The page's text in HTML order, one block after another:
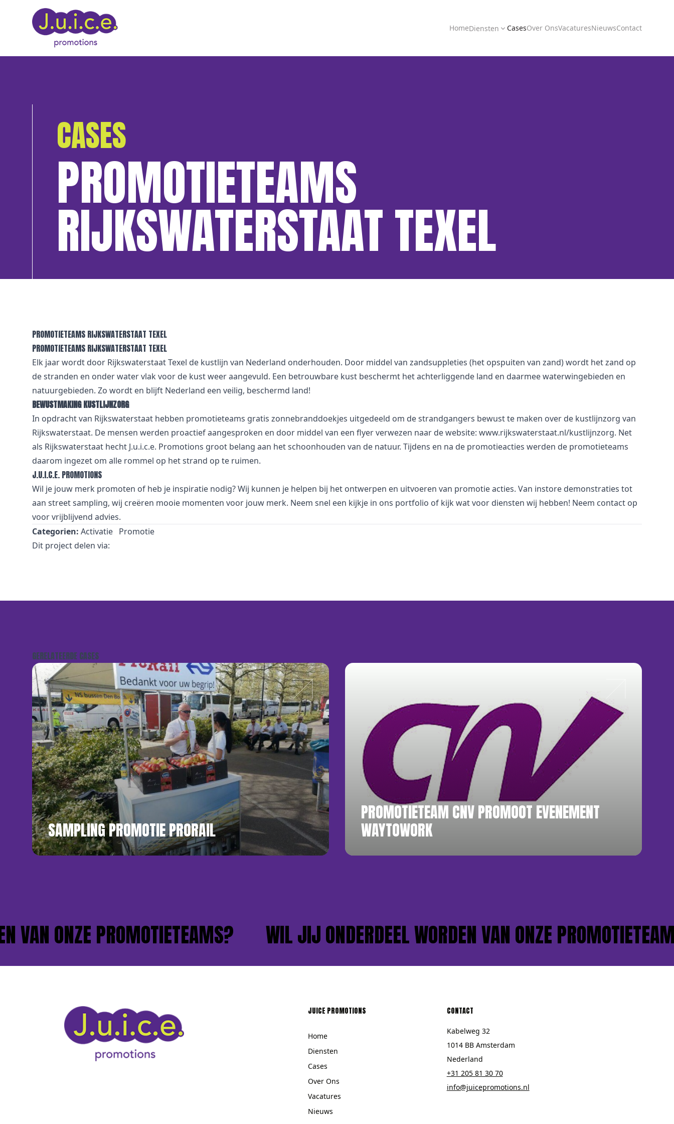
HomeDiensten CasesOver OnsVacaturesNieuwsContact
CASES
PROMOTIETEAMS
RIJKSWATERSTAAT TEXEL
PROMOTIETEAMS RIJKSWATERSTAAT TEXEL
PROMOTIETEAMS RIJKSWATERSTAAT TEXEL
Elk jaar wordt door Rijkswaterstaat Texel de kustlijn van Nederland onderhouden. Door middel van zandsuppleties (het opspuiten van zand) wordt het zand op
de stranden en onder water vlak voor de kust weer aangevuld. Een betrouwbare kust beschermt het achterliggende land en daarmee waterwingebieden en
natuurgebieden. Zo wordt en blijft Nederland een veilig, beschermd land!
BEWUSTMAKING KUSTLIJNZORG
In opdracht van Rijkswaterstaat hebben promotieteams gratis zonnebranddoekjes uitgedeeld om de strandgangers bewust te maken over de kustlijnzorg van
Rijkswaterstaat. De mensen werden proactief aangesproken en door middel van een flyer verwezen naar de website: www.rijkswaterstaat.nl/kustlijnzorg. Net
als Rijkswaterstaat hecht J.u.i.c.e. Promotions groot belang aan het schoonhouden van de natuur. Tijdens en na de promotieacties werden de promotieteams
daarom ingezet om alle rommel op het strand op te ruimen.
J.U.I.C.E. PROMOTIONS
Wil je jouw merk promoten of heb je inspiratie nodig? Wij kunnen je helpen bij het ontwerpen en uitvoeren van promotie acties. Van instore demonstraties tot
aan street sampling, wij creëren mooie momenten voor jouw merk. Neem snel een kijkje in ons portfolio of kijk wat voor diensten wij hebben! Neem contact op
voor vrijblijvend advies.
Categorien: Activatie Promotie
Dit project delen via:
GERELATEERDE CASES
SAMPLING PROMOTIE PRORAIL
PROMOTIETEAM CNV PROMOOT EVENEMENT
WAYTOWORK
ONZE PROMOTIETEAMS? WIL JIJ ONDERDEEL WORDEN VAN ONZE PROMOTIETEAMS?
JUICE PROMOTIONS
Home
Diensten
Cases
Over Ons
Vacatures
Nieuws
CONTACT
Kabelweg 32
1014 BB Amsterdam
Nederland
+31 205 81 30 70
info@juicepromotions.nl